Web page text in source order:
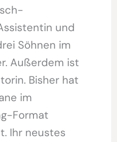
und
Söhnen im
Außerdem ist
Bisher hat
im
Format
Ihr neustes